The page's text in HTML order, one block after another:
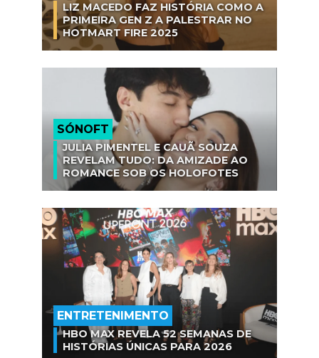
LIZ MACEDO FAZ HISTÓRIA COMO A
PRIMEIRA GEN Z A PALESTRAR NO
HOTMART FIRE 2025
SÓNOFT
JULIA PIMENTEL E CAUÃ SOUZA
REVELAM TUDO: DA AMIZADE AO
ROMANCE SOB OS HOLOFOTES
ENTRETENIMENTO
HBO MAX REVELA 52 SEMANAS DE
HISTÓRIAS ÚNICAS PARA 2026